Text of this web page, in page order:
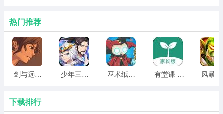
热门推荐
剑与远行人全角色版 vv1.14 少年三国志2无限元宝版最新版 vv5.3.9 巫术纸牌游戏 vv1.1.14 有堂课 v1.2.2
下载排行